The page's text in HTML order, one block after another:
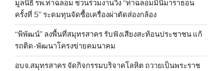
มูลนิธิ รพ.ท่าฉลอม ชวนร่วมงานวิ่ง “ท่าฉลอมมินิมาราธอน
ครั้งที่ 5” ระดมทุนจัดซื้อเครื่องผ่าตัดส่องกล้อง
“พิพัฒน์” ลงพื้นที่สมุทรสาคร รับฟังเสียงสะท้อนประชาชน แก้
รถติด-พัฒนาโครงข่ายคมนาคม
อบจ.สมุทรสาคร จัดกิจกรรมบริจาคโลหิต ถวายเป็นพระราช